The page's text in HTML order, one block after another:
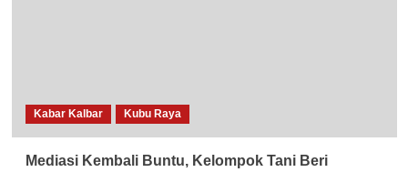
Kabar Kalbar Kubu Raya
Mediasi Kembali Buntu, Kelompok Tani Beri